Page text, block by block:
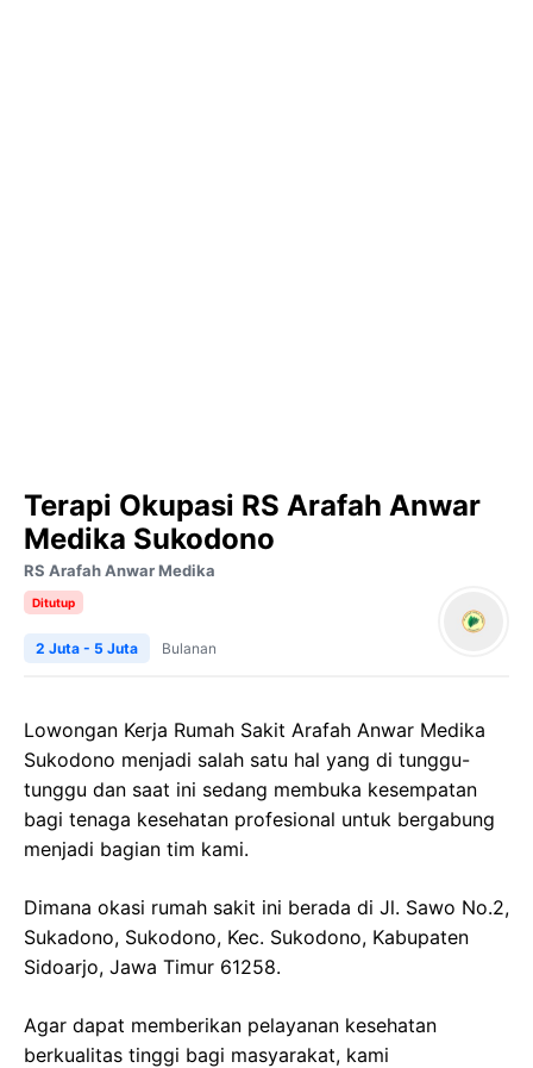
Terapi Okupasi RS Arafah Anwar
Medika Sukodono
RS Arafah Anwar Medika
Ditutup
2 Juta - 5 Juta Bulanan
Lowongan Kerja Rumah Sakit Arafah Anwar Medika
Sukodono menjadi salah satu hal yang di tunggu-
tunggu dan saat ini sedang membuka kesempatan
bagi tenaga kesehatan profesional untuk bergabung
menjadi bagian tim kami.
Dimana okasi rumah sakit ini berada di Jl. Sawo No.2,
Sukadono, Sukodono, Kec. Sukodono, Kabupaten
Sidoarjo, Jawa Timur 61258.
Agar dapat memberikan pelayanan kesehatan
berkualitas tinggi bagi masyarakat, kami